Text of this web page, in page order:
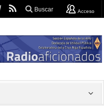
Buscar Acceso